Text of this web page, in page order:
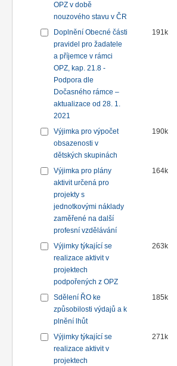
OPZ v době
nouzového stavu v ČR
Doplnění Obecné části
pravidel pro žadatele
a příjemce v rámci
OPZ, kap. 21.8 -
Podpora dle
Dočasného rámce –
aktualizace od 28. 1.
2021
191k
Výjimka pro výpočet
obsazenosti v
dětských skupinách
190k
Výjimka pro plány
aktivit určená pro
projekty s
jednotkovými náklady
zaměřené na další
profesní vzdělávání
164k
Výjimky týkající se
realizace aktivit v
projektech
podpořených z OPZ
263k
Sdělení ŘO ke
způsobilosti výdajů a k
plnění lhůt
185k
Výjimky týkající se
realizace aktivit v
projektech
271k